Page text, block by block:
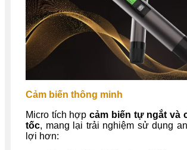
Cảm biến thông minh
Micro tích hợpcảm biến tự ngắt và
tốc, mang lại trải nghiệm sử dụng
lợi hơn: